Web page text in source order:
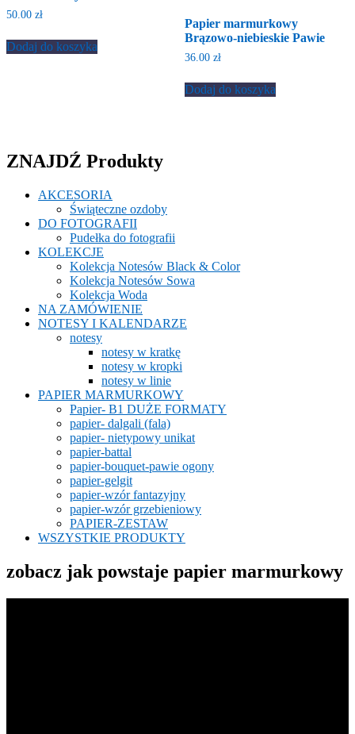
50.00 zł
Dodaj do koszyka
Papier marmurkowy
Brązowo-niebieskie Pawie
36.00 zł
Dodaj do koszyka
ZNAJDŹ Produkty
AKCESORIA
Świąteczne ozdoby
DO FOTOGRAFII
Pudełka do fotografii
KOLEKCJE
Kolekcja Notesów Black & Color
Kolekcja Notesów Sowa
Kolekcja Woda
NA ZAMÓWIENIE
NOTESY I KALENDARZE
notesy
notesy w kratkę
notesy w kropki
notesy w linie
PAPIER MARMURKOWY
Papier- B1 DUŻE FORMATY
papier- dalgali (fala)
papier- nietypowy unikat
papier-battal
papier-bouquet-pawie ogony
papier-gelgit
papier-wzór fantazyjny
papier-wzór grzebieniowy
PAPIER-ZESTAW
WSZYSTKIE PRODUKTY
zobacz jak powstaje papier marmurkowy